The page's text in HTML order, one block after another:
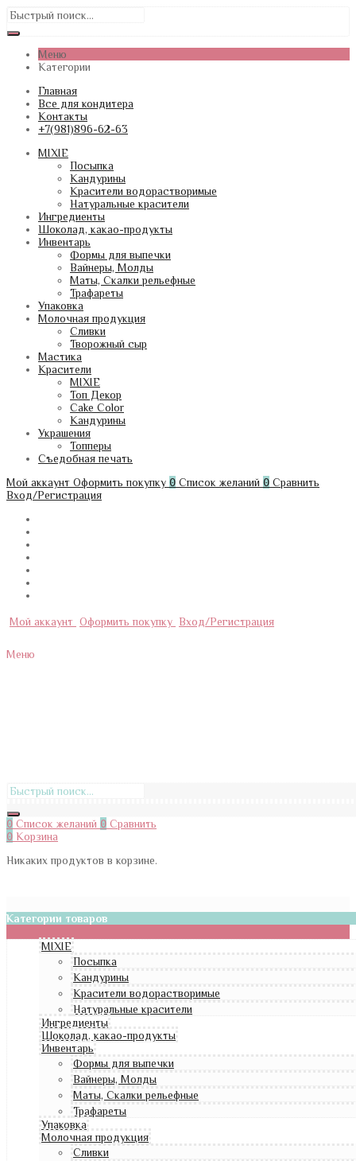
Меню
Категории
Главная
Все для кондитера
Контакты
+7(981)896-62-63
MIXIE
Посыпка
Кандурины
Красители водорастворимые
Натуральные красители
Ингредиенты
Шоколад, какао-продукты
Инвентарь
Формы для выпечки
Вайнеры, Молды
Маты, Скалки рельефные
Трафареты
Упаковка
Молочная продукция
Сливки
Творожный сыр
Мастика
Красители
MIXIE
Топ Декор
Cake Color
Кандурины
Украшения
Топперы
Съедобная печать
Мой аккаунт Оформить покупку 0 Список желаний 0 Сравнить
Вход/Регистрация
Мой аккаунт Оформить покупку Вход/Регистрация
Меню
0 Список желаний 0 Сравнить
0 Корзина
Никаких продуктов в корзине.
Категории товаров
MIXIE
Посыпка
Кандурины
Красители водорастворимые
Натуральные красители
Ингредиенты
Шоколад, какао-продукты
Инвентарь
Формы для выпечки
Вайнеры, Молды
Маты, Скалки рельефные
Трафареты
Упаковка
Молочная продукция
Сливки